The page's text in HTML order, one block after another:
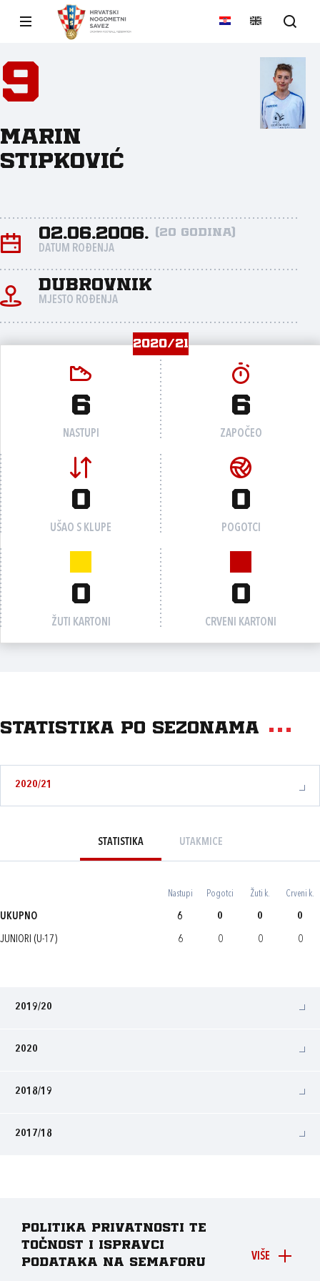
9
Marin
Stipković
02.06.2006. (20 godina)
DATUM ROĐENJA
Dubrovnik
MJESTO ROĐENJA
2020/21
6
NASTUPI
6
ZAPOČEO
0
UŠAO S KLUPE
0
POGOTCI
0
ŽUTI KARTONI
0
CRVENI KARTONI
Statistika po sezonama
2020/21
STATISTIKA UTAKMICE
Nastupi Pogotci Žuti k. Crveni k.
UKUPNO 6 0 0 0
JUNIORI (U-17) 6 0 0 0
2019/20
2020
2018/19
2017/18
VIŠE
Politika privatnosti te
točnost i ispravci
podataka na Semaforu